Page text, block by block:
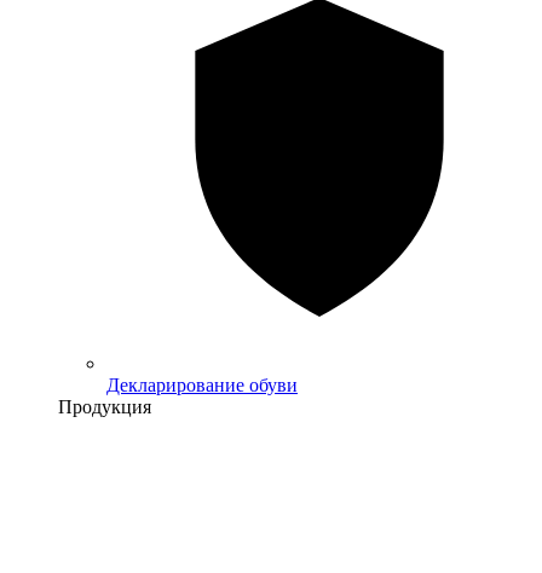
Декларирование обуви
Продукция